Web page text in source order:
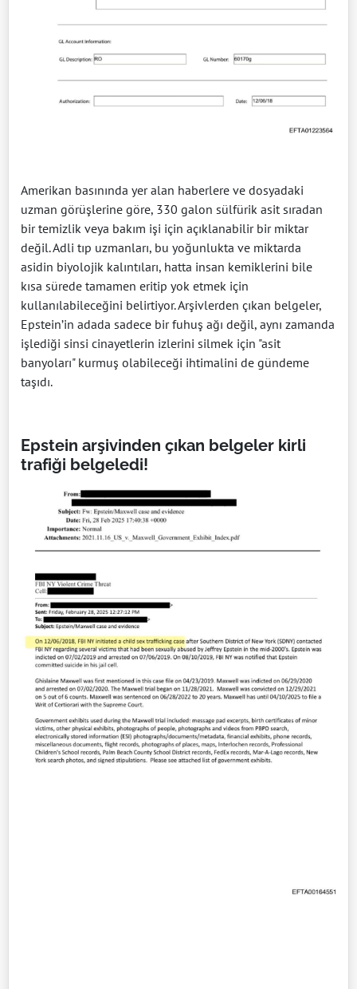
Amerikan basınında yer alan haberlere ve dosyadaki
uzman görüşlerine göre, 330 galon sülfürik asit sıradan
bir temizlik veya bakım işi için açıklanabilir bir miktar
değil. Adli tıp uzmanları, bu yoğunlukta ve miktarda
asidin biyolojik kalıntıları, hatta insan kemiklerini bile
kısa sürede tamamen eritip yok etmek için
kullanılabileceğini belirtiyor. Arşivlerden çıkan belgeler,
Epstein’in adada sadece bir fuhuş ağı değil, aynı zamanda
işlediği sinsi cinayetlerin izlerini silmek için "asit
banyoları" kurmuş olabileceği ihtimalini de gündeme
taşıdı.
Epstein arşivinden çıkan belgeler kirli
trafiği belgeledi!